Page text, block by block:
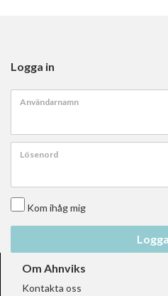
Logga in
Användarnamn
Lösenord
Kom ihåg mig
Om Ahnviks
Kontakta oss